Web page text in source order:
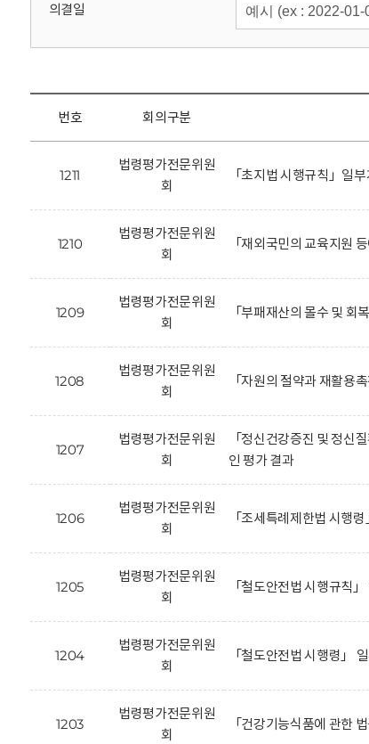
의결일
번호 회의구분
1211
법령평가전문위원
회
「초지법 시행규칙」일
1210
법령평가전문위원
회
「재외국민의 교육지원
1209
법령평가전문위원
회
「부패재산의 몰수 및
1208
법령평가전문위원
회
「자원의 절약과 재활용
1207
법령평가전문위원
회
「정신건강증진 및 정신
인 평가 결과
1206
법령평가전문위원
회
「조세특례제한법 시행
1205
법령평가전문위원
회
「철도안전법 시행규칙
1204
법령평가전문위원
회
「철도안전법 시행령」
1203
법령평가전문위원
회
「건강기능식품에 관한